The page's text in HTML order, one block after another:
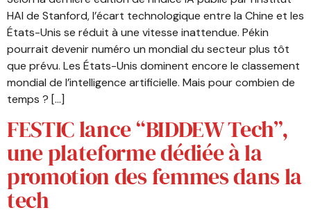
HAI de Stanford, l’écart technologique entre la Chine et les
États-Unis se réduit à une vitesse inattendue. Pékin
pourrait devenir numéro un mondial du secteur plus tôt
que prévu. Les États-Unis dominent encore le classement
mondial de l’intelligence artificielle. Mais pour combien de
temps ? […]
FESTIC lance “BIDDEW Tech”,
une plateforme dédiée à la
promotion des femmes dans la
tech